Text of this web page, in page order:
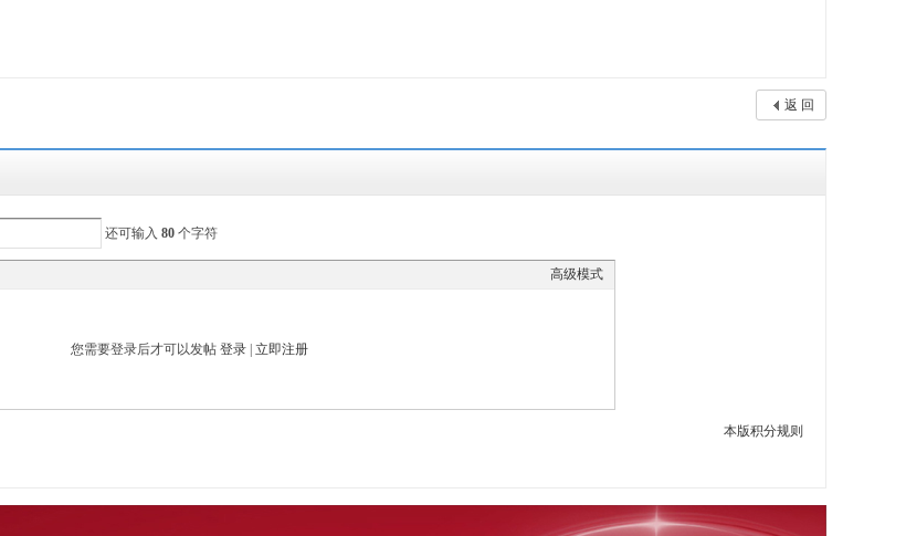
返 回
还可输入 80 个字符
高级模式
您需要登录后才可以发帖 登录 立即注册
本版积分规则